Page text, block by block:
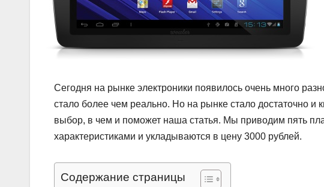
Сегодня на рынке электроники появилось очень много
стало более чем реально. Но на рынке стало достаточно и
выбор, в чем и поможет наша статья. Мы приводим пять
характеристиками и укладываются в цену 3000 рублей.
Содержание страницы